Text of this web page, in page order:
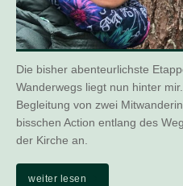
Die bisher abenteurlichste
Wanderwegs liegt nun hinter
Begleitung von zwei
bisschen Action entlang des
der Kirche an.
weiter lesen